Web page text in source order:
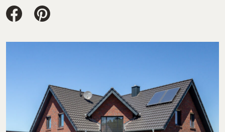
Jacobi Dachziegel auf FaceBook
Jacobi Dachziegel auf Pinterest